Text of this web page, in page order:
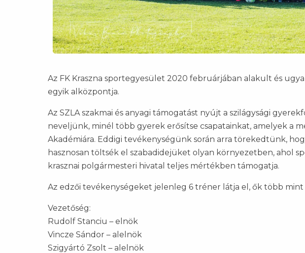
Az FK Kraszna sportegyesület 2020 februárjában alakult és
egyik alközpontja.
Az SZLA szakmai és anyagi támogatást nyújt a szilágysági
neveljünk, minél több gyerek erősítse csapatainkat, amelyek a
Akadémiára. Eddigi tevékenységünk során arra törekedtünk,
hasznosan töltsék el szabadidejüket olyan környezetben, ahol
krasznai polgármesteri hivatal teljes mértékben támogatja.
Az edzői tevékenységeket jelenleg 6 tréner látja el, ők több
Vezetőség:
Rudolf Stanciu – elnök
Vincze Sándor – alelnök
Szigyártó Zsolt – alelnök